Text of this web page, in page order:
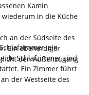
Kamin
in die Küche
an der Südseite des
Ein ebenerdiger
den Außenzugang
ein
Schlafzimmer sind
Ein Zimmer führt
der Westseite des